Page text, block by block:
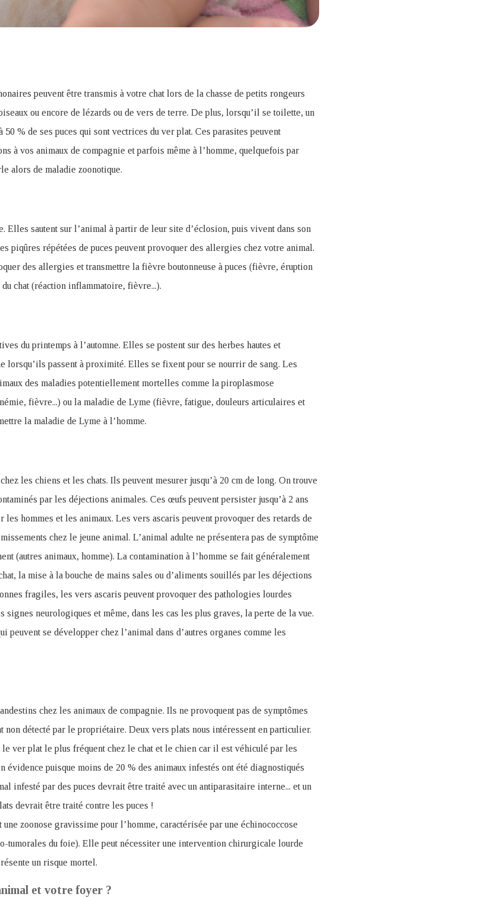
peuvent être transmis à votre chat lors de la chasse de petits rongeurs
ou encore de lézards ou de vers de terre. De plus, lorsqu’il se toilette, un
50 % de ses puces qui sont vectrices du ver plat. Ces parasites peuvent
à vos animaux de compagnie et parfois même à l’homme, quelquefois par
alors de maladie zoonotique.
Elles sautent sur l’animal à partir de leur site d’éclosion, puis vivent dans son
piqûres répétées de puces peuvent provoquer des allergies chez votre animal.
des allergies et transmettre la fièvre boutonneuse à puces (fièvre, éruption
chat (réaction inflammatoire, fièvre...).
du printemps à l’automne. Elles se postent sur des herbes hautes et
lorsqu’ils passent à proximité. Elles se fixent pour se nourrir de sang. Les
des maladies potentiellement mortelles comme la piroplasmose
fièvre...) ou la maladie de Lyme (fièvre, fatigue, douleurs articulaires et
la maladie de Lyme à l’homme.
les chiens et les chats. Ils peuvent mesurer jusqu’à 20 cm de long. On trouve
par les déjections animales. Ces œufs peuvent persister jusqu’à 2 ans
les hommes et les animaux. Les vers ascaris peuvent provoquer des retards de
chez le jeune animal. L’animal adulte ne présentera pas de symptôme
(autres animaux, homme). La contamination à l’homme se fait généralement
la mise à la bouche de mains sales ou d’aliments souillés par les déjections
fragiles, les vers ascaris peuvent provoquer des pathologies lourdes
signes neurologiques et même, dans les cas les plus graves, la perte de la vue.
peuvent se développer chez l’animal dans d’autres organes comme les
chez les animaux de compagnie. Ils ne provoquent pas de symptômes
non détecté par le propriétaire. Deux vers plats nous intéressent en particulier.
ver plat le plus fréquent chez le chat et le chien car il est véhiculé par les
évidence puisque moins de 20 % des animaux infestés ont été diagnostiqués
infesté par des puces devrait être traité avec un antiparasitaire interne... et un
devrait être traité contre les puces !
zoonose gravissime pour l’homme, caractérisée par une échinococcose
tumorales du foie). Elle peut nécessiter une intervention chirurgicale lourde
un risque mortel.
et votre foyer ?